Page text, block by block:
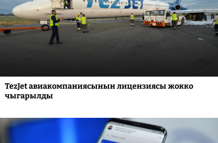
TezJet авиакомпаниясынын лицензиясы жокко
чыгарылды